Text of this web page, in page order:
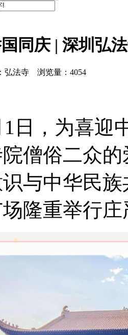
同庆 | 深圳弘
弘法寺 浏览量：4054
1日，为喜迎
僧俗二众
与中华民
隆重举行